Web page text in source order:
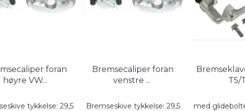
foran
høyre VW...
tykkelse: 29,5
Bremsecaliper foran
venstre ...
Bremseskive tykkelse: 29,5
T5/
med